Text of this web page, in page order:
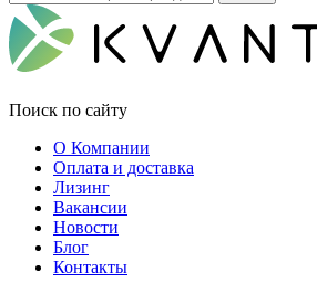
Поиск по сайту
О Компании
Оплата и доставка
Лизинг
Вакансии
Новости
Блог
Контакты